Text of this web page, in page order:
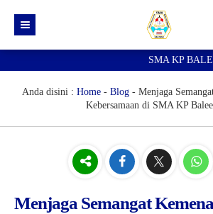
Berita
SNBP
SMA KP
Anda disini : Home - Blog - Menjaga
Kebersamaan di SMA KP
Menjaga Semangat